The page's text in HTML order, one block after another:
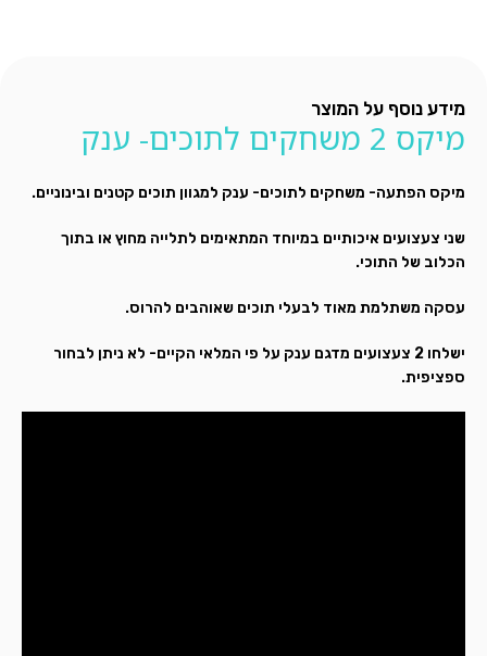
מידע נוסף על המוצר
מיקס 2 משחקים לתוכים- ענק
מיקס הפתעה- משחקים לתוכים- ענק למגוון תוכים קטנים ובינוניים.
שני צעצועים איכותיים במיוחד המתאימים לתלייה מחוץ או בתוך
הכלוב של התוכי.
עסקה משתלמת מאוד לבעלי תוכים שאוהבים להרוס.
ישלחו 2 צעצועים מדגם ענק על פי המלאי הקיים- לא ניתן לבחור
ספציפית.